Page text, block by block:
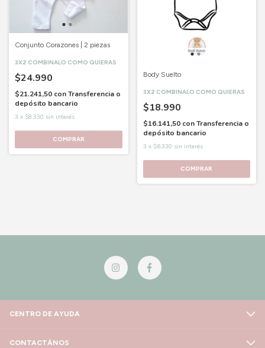
Conjunto Corazones | 2 piezas
3X2 COMBINALO COMO QUIERAS
$24.990
$21.241,50 conTransferencia o
depósito bancario
3 x $8.330 sin interés
COMPRAR
Body Suelto
3X2 COMBINALO COMO QUIERAS
$18.990
$16.141,50 con Transferencia o
depósito bancario
3 x $6.330 sin interés
COMPRAR
CENTRO DE AYUDA
CONTACTÁNOS